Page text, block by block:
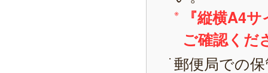
『縦横A4
ご確認くだ
郵便局での